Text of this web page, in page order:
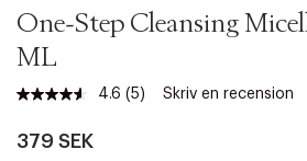
One-Step Cleansing
ML
4.6 Läs
(5) Skriv en recension
379 SEK